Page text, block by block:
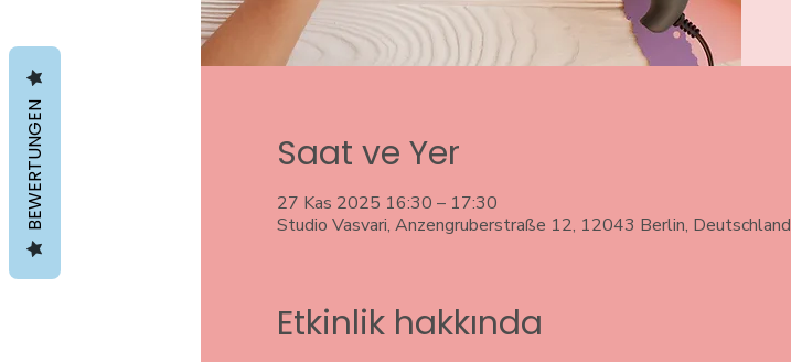
Saat ve Yer
27 Kas 2025 16:30 – 17:30
Studio Vasvari, Anzengruberstraße 12, 12043 Berlin, Deutschland
Etkinlik hakkında
BEWERTUNGEN